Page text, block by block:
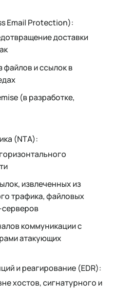
Email Protection):
доставки
файлов и ссылок в
(в разработке,
(NTA):
извлеченных из
трафика, файловых
коммуникации с
атакующих
и реагирование (EDR):
хостов, сигнатурного и